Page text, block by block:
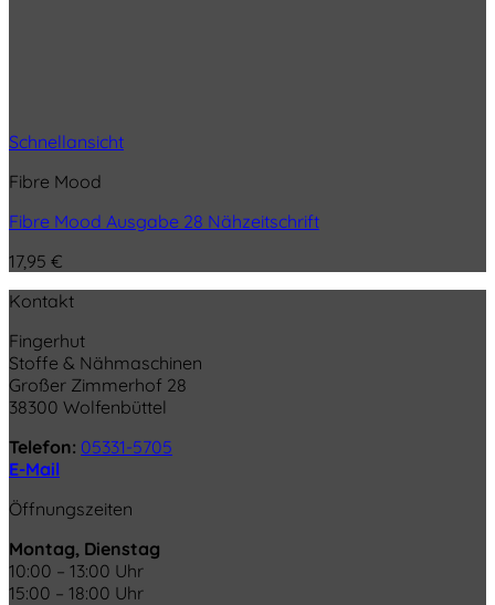
Schnellansicht
Fibre Mood
Fibre Mood Ausgabe 28 Nähzeitschrift
17,95 €
Kontakt
Fingerhut
Stoffe & Nähmaschinen
Großer Zimmerhof 28
38300 Wolfenbüttel
Telefon: 05331-5705
E-Mail
Öffnungszeiten
Montag, Dienstag
10:00 – 13:00 Uhr
15:00 – 18:00 Uhr